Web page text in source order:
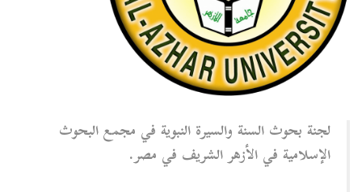
لجنة بحوث السنة والسيرة النبوية في مجمع البحوث
الإسلامية في الأزهر الشريف في مصر.